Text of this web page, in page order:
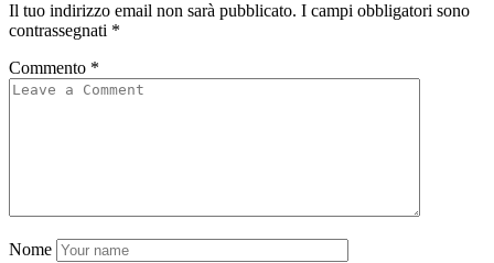
Il tuo indirizzo email non sarà pubblicato. I campi obbligatori sono
contrassegnati *
Commento *
Nome